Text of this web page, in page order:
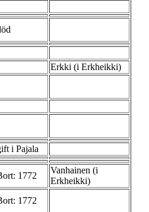
Erkki (i Erkheikki)
i Pajala
1772
Vanhainen (i
Erkheikki)
1772